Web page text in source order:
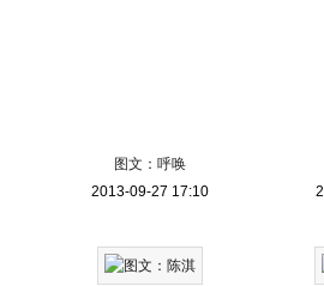
图文：呼唤
2013-09-27 17:10